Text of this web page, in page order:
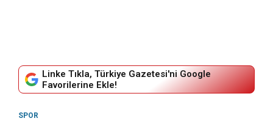
Linke Tıkla, Türkiye Gazetesi'ni Google
Favorilerine Ekle!
SPOR